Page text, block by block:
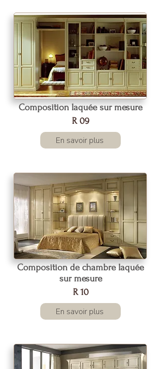
Composition laquée sur mesure
R 09
En savoir plus
Composition de chambre laquée
sur mesure
R 10
En savoir plus